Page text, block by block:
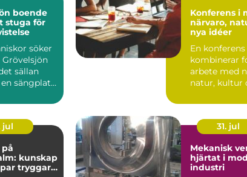
boende
stuga för
söker
Grövelsjön
sällan
sängplats.
Konferens i
närvaro,
nya idéer
En
kombinerar
arbete med
natur, kultur
jul
kunskap
tryggare
31. jul
Mekanisk
hjärtat i
industri